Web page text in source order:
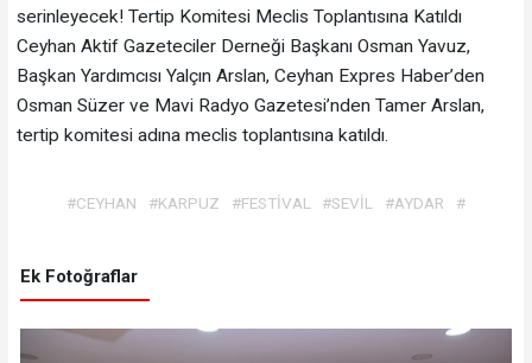
serinleyecek! Tertip Komitesi Meclis Toplantısına Katıldı
Ceyhan Aktif Gazeteciler Derneği Başkanı Osman Yavuz,
Başkan Yardımcısı Yalçın Arslan, Ceyhan Expres Haber’den
Osman Süzer ve Mavi Radyo Gazetesi’nden Tamer Arslan,
tertip komitesi adına meclis toplantısına katıldı.
#CEYHAN #KARPUZ #FESTİVAL #SEVİL #AYDAR #
Ek Fotoğraflar